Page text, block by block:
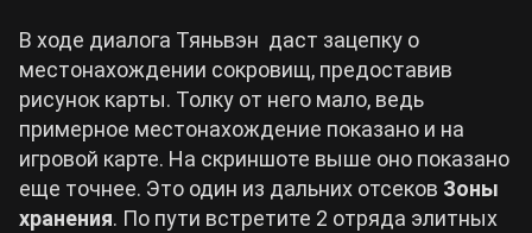
В ходе диалога Тяньвэн даст зацепку о
местонахождении сокровищ, предоставив
рисунок карты. Толку от него мало, ведь
примерное местонахождение показано и на
игровой карте. На скриншоте выше оно показано
еще точнее. Это один из дальних отсеков Зоны
хранения. По пути встретите 2 отряда элитных